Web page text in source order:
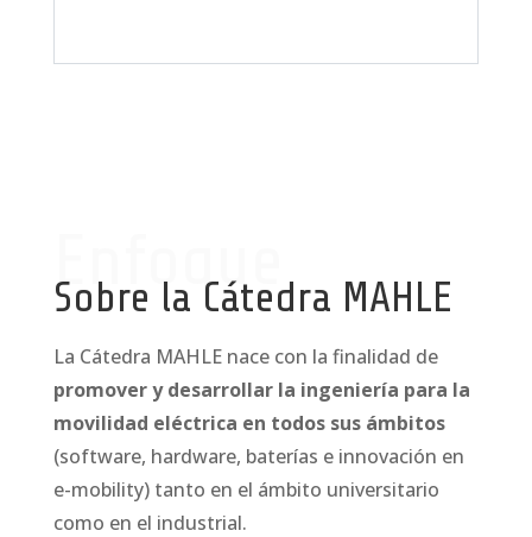
Enfoque
Sobre la Cátedra MAHLE
La Cátedra MAHLE nace con la finalidad de
promover y desarrollar la ingeniería para la
movilidad eléctrica en todos sus ámbitos
(software, hardware, baterías e innovación en
e-mobility) tanto en el ámbito universitario
como en el industrial.